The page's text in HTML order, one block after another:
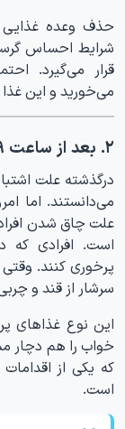
حذف وعده غذایی
شرایط احساس
قرار می‌گیرد.
می‌خورید و این
۲. بعد از ساعت ۹ شب شام می‌خورید.
درگذشته علت
می‌دانستند. اما
است. افرادی که
پرخوری کنند.
سرشار از قند و
این نوع غذاهای
خواب را هم دچار
که یکی از
است.